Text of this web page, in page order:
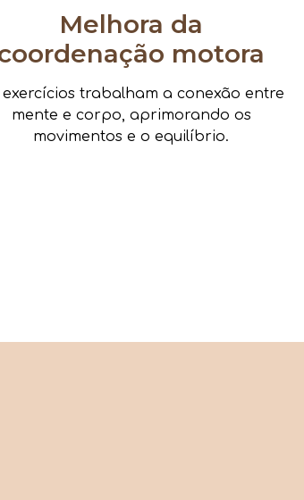
Melhora da
motora
exercícios trabalham a conexão entre
mente e corpo, aprimorando os
movimentos e o equilíbrio.